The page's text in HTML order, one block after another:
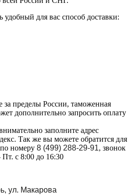
для вас способ доставки:
за пределы России, таможенная
дополнительно запросить оплату
заполните адрес
Так же вы можете обратится для
номеру 8 (499) 288-29-91, звонок
с 8:00 до 16:30
ул. Макарова